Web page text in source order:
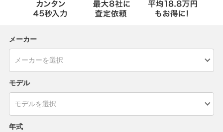
メーカー
モデル
年式